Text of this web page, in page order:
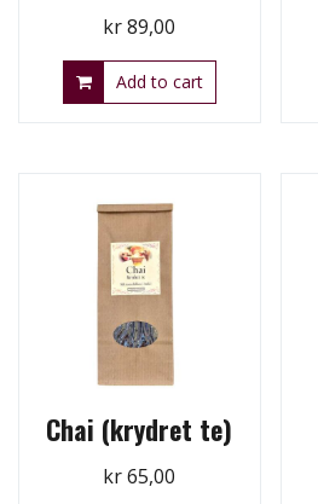
kr89,00
Add to cart
Chai (krydret te)
kr65,00